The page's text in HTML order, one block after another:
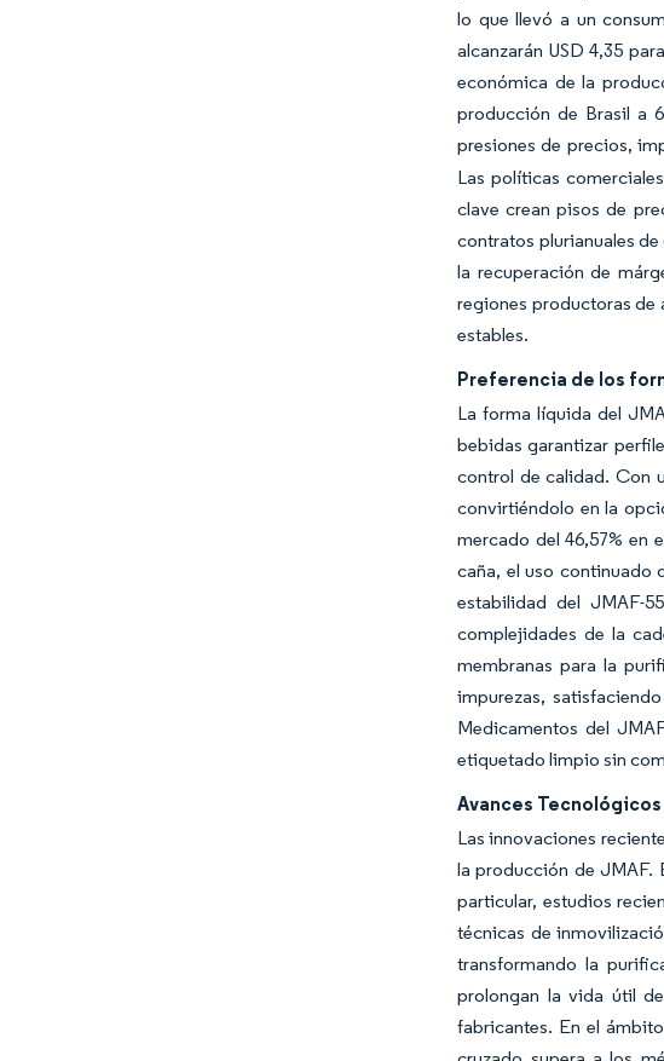
lo que llevó a un
alcanzarán USD 4,35
económica de la
producción de Brasil a
presiones de precios,
Las políticas
clave crean pisos de
contratos plurianuales
la recuperación de
regiones productoras de
estables.
Preferencia de los
La forma líquida del
bebidas garantizar
control de calidad. Con
convirtiéndolo en la
mercado del 46,57% en
caña, el uso continuado
estabilidad del JMAF-
complejidades de la
membranas para la
impurezas,
Medicamentos del
etiquetado limpio sin
Avances
Las innovaciones
la producción de JMAF.
particular, estudios
técnicas de
transformando la
prolongan la vida útil
fabricantes. En el